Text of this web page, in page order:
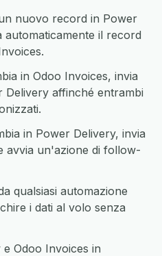
nuovo record in Power
automaticamente il record
in Odoo Invoices, invia
Delivery affinché entrambi
in Power Delivery, invia
avvia un'azione di follow-
qualsiasi automazione
i dati al volo senza
Odoo Invoices in